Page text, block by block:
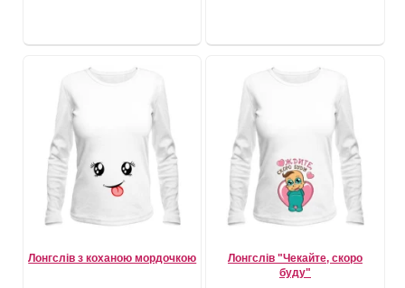
Лонгслів з коханою мордочкою
Лонгслів "Чекайте, скоро
буду"